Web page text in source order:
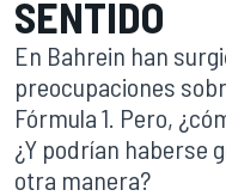
SENTIDO
En Bahrein han
preocupaciones
Fórmula 1. Pero,
¿Y podrían haberse
otra manera?